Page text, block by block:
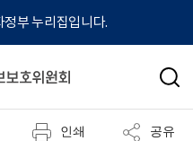
부 누리집입니다.
검
인쇄 공유